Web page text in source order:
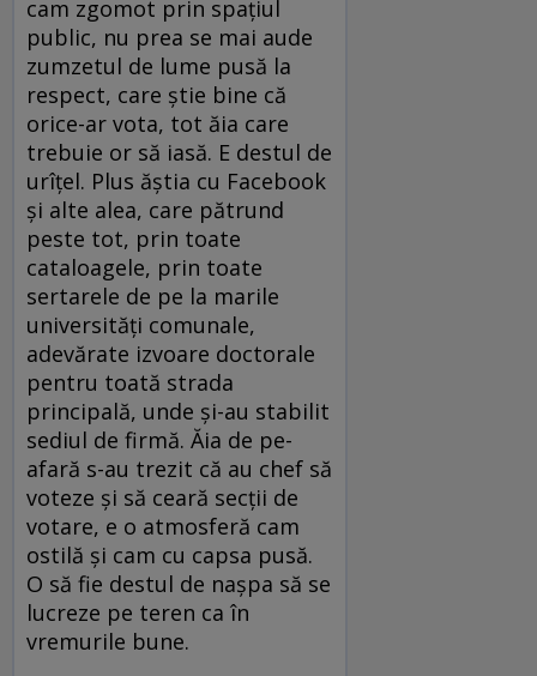
cam zgomot prin spațiul
public, nu prea se mai aude
zumzetul de lume pusă la
respect, care știe bine că
orice-ar vota, tot ăia care
trebuie or să iasă. E destul de
urîțel. Plus ăștia cu Facebook
și alte alea, care pătrund
peste tot, prin toate
cataloagele, prin toate
sertarele de pe la marile
universități comunale,
adevărate izvoare doctorale
pentru toată strada
principală, unde și-au stabilit
sediul de firmă. Ăia de pe-
afară s-au trezit că au chef să
voteze și să ceară secții de
votare, e o atmosferă cam
ostilă și cam cu capsa pusă.
O să fie destul de nașpa să se
lucreze pe teren ca în
vremurile bune.